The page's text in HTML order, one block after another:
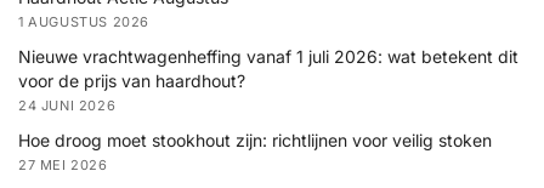
1 AUGUSTUS 2026
Nieuwe vrachtwagenheffing vanaf 1 juli 2026: wat betekent dit
voor de prijs van haardhout?
24 JUNI 2026
Hoe droog moet stookhout zijn: richtlijnen voor veilig stoken
27 MEI 2026